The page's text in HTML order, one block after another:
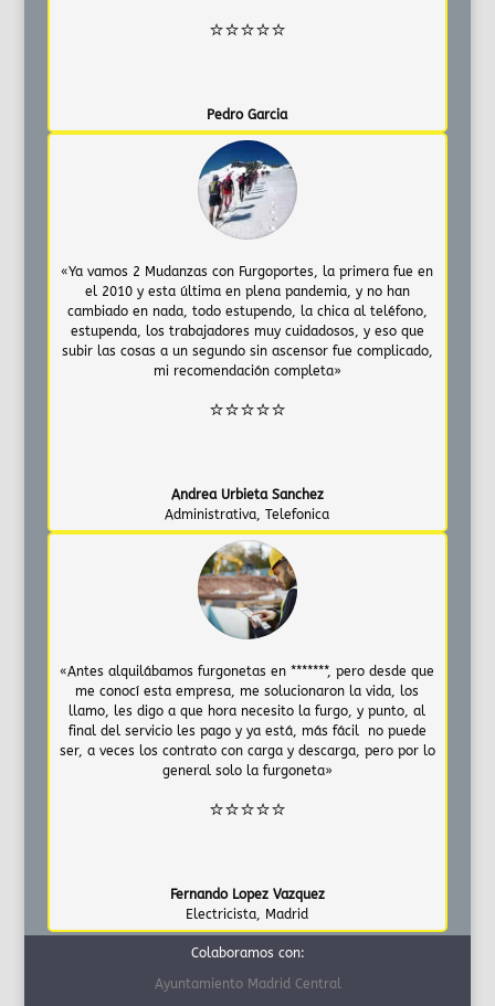
⭐⭐⭐⭐⭐
Pedro Garcia
«Ya vamos 2 Mudanzas con Furgoportes, la primera fue en
el 2010 y esta última en plena pandemia, y no han
cambiado en nada, todo estupendo, la chica al teléfono,
estupenda, los trabajadores muy cuidadosos, y eso que
subir las cosas a un segundo sin ascensor fue complicado,
mi recomendación completa»
⭐⭐⭐⭐⭐
Andrea Urbieta Sanchez
Administrativa
Telefonica
«Antes alquilábamos furgonetas en *******, pero desde que
me conocí esta empresa, me solucionaron la vida, los
llamo, les digo a que hora necesito la furgo, y punto, al
final del servicio les pago y ya está, más fácil no puede
ser, a veces los contrato con carga y descarga, pero por lo
general solo la furgoneta»
⭐⭐⭐⭐⭐
Fernando Lopez Vazquez
Electricista
Madrid
Colaboramos con:
Ayuntamiento Madrid Central